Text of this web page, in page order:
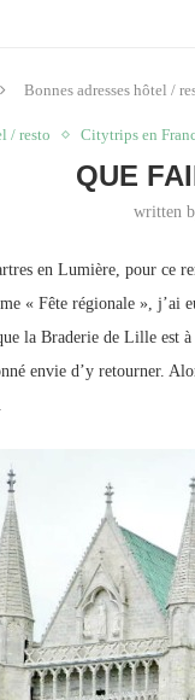
Bonnes adresses hôtel /
/ resto Citytrips en
QUE
written
en Lumière, pour ce
« Fête régionale », j’ai
la Braderie de Lille
envie d’y retourner.